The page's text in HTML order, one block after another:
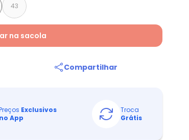
43
na sacola
Compartilhar
Exclusivos
no App
Troca
Grátis